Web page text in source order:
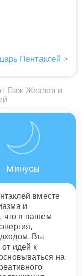
Пентаклей >
Паж Жезлов и
Минусы
вместе
и
что в вашем
Вы
идей к
на